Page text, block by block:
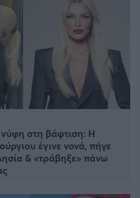
στη βάφτιση: H
έγινε νονά, πήγε
& «τράβηξε» πάνω